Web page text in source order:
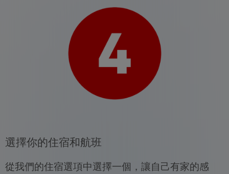
選擇你的住宿和航班
從我們的住宿選項中選擇一個，讓自己有家的感